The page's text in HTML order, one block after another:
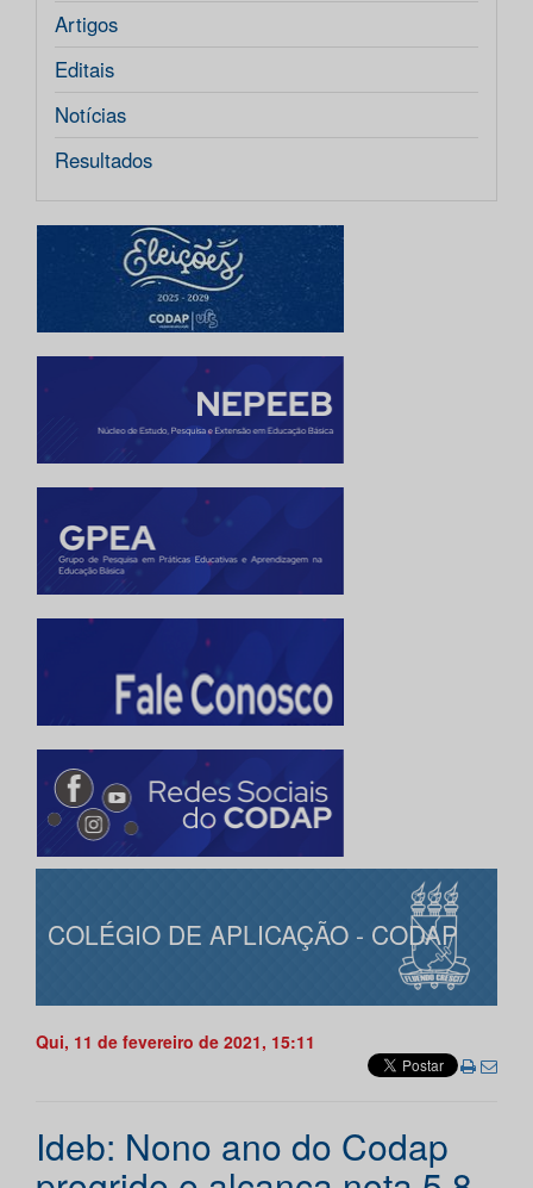
Artigos
Editais
Notícias
Resultados
COLÉGIO DE APLICAÇÃO - CODAP
Qui, 11 de fevereiro de 2021, 15:11
Ideb: Nono ano do Codap